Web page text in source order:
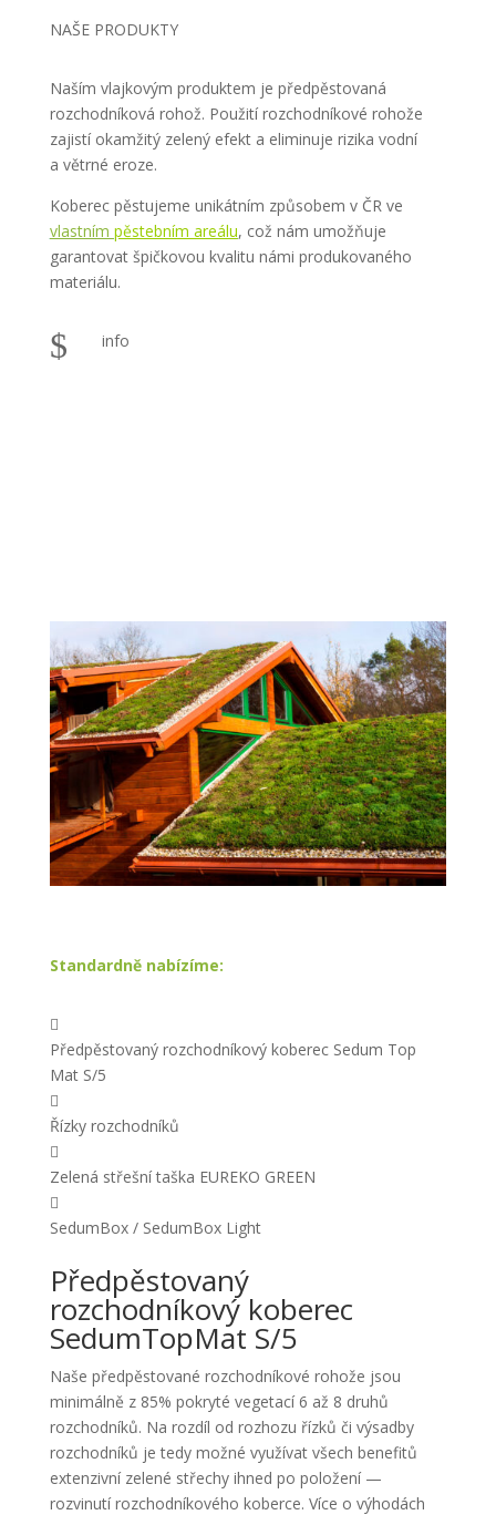
NAŠE PRODUKTY
Naším vlajkovým produktem je předpěstovaná
rozchodníková rohož. Použití rozchodníkové rohože
zajistí okamžitý zelený efekt a eliminuje rizika vodní
a větrné eroze.
Koberec pěstujeme unikátním způsobem v ČR ve
vlastním pěstebním areálu, což nám umožňuje
garantovat špičkovou kvalitu námi produkovaného
materiálu.
$ info
Standardně nabízíme:

Předpěstovaný rozchodníkový koberec Sedum Top
Mat S/5

Řízky rozchodníků

Zelená střešní taška EUREKO GREEN

SedumBox / SedumBox Light
Předpěstovaný
rozchodníkový koberec
SedumTopMat S/5
Naše předpěstované rozchodníkové rohože jsou
minimálně z 85% pokryté vegetací6 až 8 druhů
rozchodníků. Na rozdíl od rozhozu řízků či výsadby
rozchodníků je tedy možné využívat všech benefitů
extenzivní zelené střechy ihned po položení —
rozvinutí rozchodníkového koberce. Více o výhodách